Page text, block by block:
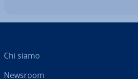
Chi siamo
Newsroom